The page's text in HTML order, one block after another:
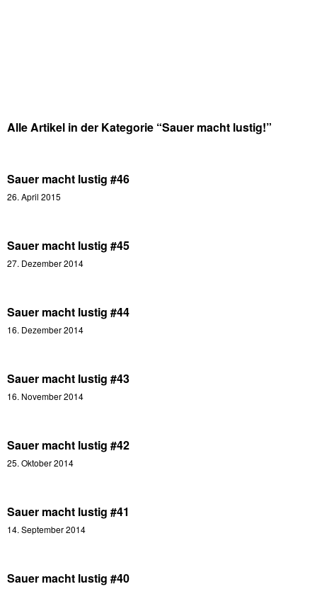
Alle Artikel in der Kategorie “Sauer macht lustig!”
Sauer macht lustig #46
26. April 2015
Sauer macht lustig #45
27. Dezember 2014
Sauer macht lustig #44
16. Dezember 2014
Sauer macht lustig #43
16. November 2014
Sauer macht lustig #42
25. Oktober 2014
Sauer macht lustig #41
14. September 2014
Sauer macht lustig #40